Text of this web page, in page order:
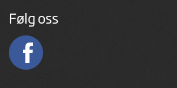
Følg oss